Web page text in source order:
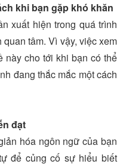
khi bạn gặp khó khăn
xuất hiện trong quá trình
tâm. Vì vậy, việc xem
này cho tới khi bạn có thể
đang thắc mắc một cách
đạt
hóa ngôn ngữ của bạn
để củng cố sự hiểu biết